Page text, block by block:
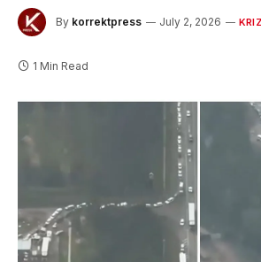
By korrektpress July 2, 2026
1 Min Read